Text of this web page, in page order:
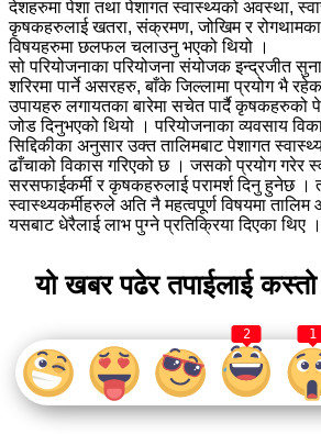
देशहरुमा पेशा तथा पेशागत स्वास्थ्यको अवस्था,
कृषकहरुलाई खतरा, संक्रमण, जोखिम र
विषयहरुमा छलफल चलाउनु भएको थियो ।
सो परियोजनाका परियोजना संयोजक इन्द्रजीत
शरिरमा पार्ने असरहरु, बाँके जिल्लामा प्रयोग भै
उपायहरु लगायतका बारेमा सचेत पार्दै कृषकहरुको
जोड दिनुभएको थियो । परियोजनाका व्यवसाय
सिद्दिकीका अनुसार उक्त तालिमबाट पेशागत स्वास्थ्य
ढाँचाको विकास गरिएको छ । जसको प्रयोग गरेर
सरसफाईकर्मी र कृषकहरुलाई परामर्श दिनु हुनेछ ।
स्वास्थ्यकर्मीहरुले अति नै महत्वपूर्ण विषयमा
यसबाट धेरैलाई लाभ पुग्ने प्रतिक्रिया दिएका थिए ।
यो खबर पढेर तपाईलाई
2 1